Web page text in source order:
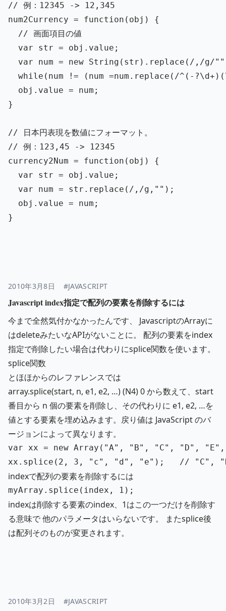
// 例：12345 -> 12,345
num2Currency = function ( obj )
{
// 画面項目の値
var
str = obj . value ;
var
num = new String ( str ). replace ( /,/g/""
while ( num != ( num =num . replace ( /^ ( - ?\d+
obj . value = num ;
}
// 日本円表現を数値にフォーマット。
// 例：123,45 -> 12345
currency2Num = function ( obj )
{
var
str = obj . value ;
var
num = str . replace ( /,/g , "" );
obj . value = num ;
}
2010年3月8日 #JAVASCRIPT
Javascript index指定で配列の要素を削除するには
今まで全然気付かなかったんです、 JavascriptのArrayに
はdeleteみたいなAPIがないことに。 配列の要素をindex
指定で削除したい場合は代わりにsplice関数を使います。
splice関数
とほほからのレファレンスでは
array.splice(start, n, e1, e2, …) (N4) 0 から数えて、start
番目から n 個の要素を削除し、その代わりに e1, e2, …を
値とする要素を埋め込みます。戻り値は JavaScript のバ
ージョンによって異なります。
var xx = new Array ( "A" , " B" , " C" , " D" , " E" ,
xx . splice ( 2 , 3 , " c" , " d" , " e" ); // "C",
indexで配列の要素を削除するには
myArray . splice ( index , 1 );
indexは削除する要素のindex、1はこの一つだけを削除す
る意味で 他のパラメータはいらないです。 またsplice後
は配列そのものが変更されます。
2010年3月2日 #JAVASCRIPT